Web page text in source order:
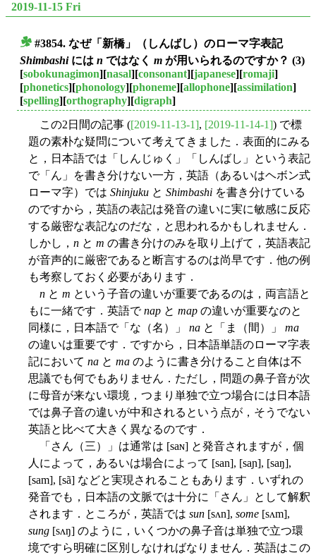
2019-11-15 Fri
#3854. なぜ「新橋」（しんばし）のローマ字表記
Shimbashiには n ではなく m が用いられるのですか？ (3)
[sobokunagimon][nasal][consonant][japanese][romaji]
[phonetics][phonology][phoneme][allophone][assimilation]
[spelling][orthography][digraph]
この2日間の記事 ([2019-11-13-1], [2019-11-14-1]) で標
題の素朴な疑問について考えてきました．表面的にみる
と，日本語では「しんじゅく」「しんばし」という表記
で「ん」を書き分けない一方，英語（あるいはヘボン式
ローマ字）では Shinjuku と Shimbashi を書き分けている
のですから，英語の表記は発音の違いに実に敏感に反応
する厳密な表記なのだな，と思われるかもしれません．
しかし， n と m の書き分けのみを取り上げて，英語表記
が音声的に厳密であると断言するのは尚早です．他の例
も考察しておく必要があります．
n と m という子音の違いが重要であるのは，両言語と
もに一緒です．英語でnap と map の違いが重要なのと
同様に，日本語で「な（名）」 na と「ま（間）」 ma
の違いは重要です．ですから，日本語単語のローマ字表
記において na と ma のように書き分けること自体は不
思議でも何でもありません．ただし，問題の鼻子音が次
に母音が来ない環境，つまり単独で立つ場合には日本語
では鼻子音の違いが中和されるという点が，そうでない
英語と比べて大きく異なるのです．
「さん（三）」は通常は [saɴ] と発音されますが，個
人によって，あるいは場合によって [san], [saɲ], [saŋ],
[sam], [sã] などと実現されることもあります．いずれの
発音でも，日本語の文脈では十分に「さん」として解釈
されます．ところが，英語では sun [sʌn], some [sʌm],
sung [sʌŋ] のように，いくつかの鼻子音は単独で立つ環
境ですら明確に区別しなければなりません．英語はこの